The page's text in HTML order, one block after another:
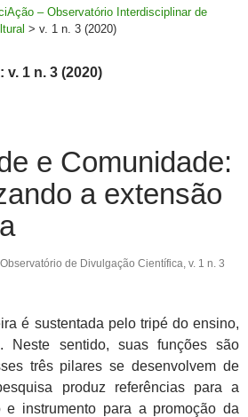
– Observatório Interdisciplinar de
> v. 1 n. 3 (2020)
1 n. 3 (2020)
e Comunidade:
a extensão
Observatório de Divulgação Científica v. 1 n. 3
é sustentada pelo tripé do ensino,
Neste sentido, suas funções são
três pilares se desenvolvem de
produz referências para a
e instrumento para a promoção da